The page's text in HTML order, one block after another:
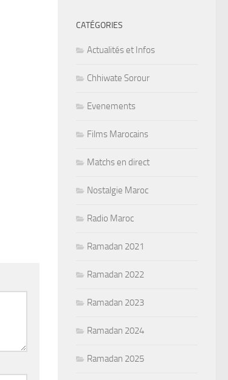
CATÉGORIES
Actualités et Infos
Chhiwate Sorour
Evenements
Films Marocains
Matchs en direct
Nostalgie Maroc
Radio Maroc
Ramadan 2021
Ramadan 2022
Ramadan 2023
Ramadan 2024
Ramadan 2025